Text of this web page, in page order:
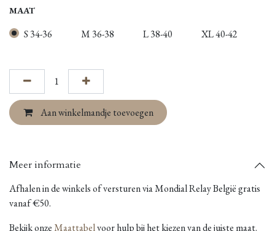
MAAT
S 34-36 M 36-38 L 38-40 XL 40-42
Aan winkelmandje toevoegen
Meer informatie
Afhalen in de winkels of versturen via Mondial Relay België gratis
vanaf €50.
Bekijk onzeMaattabelvoor hulp bij het kiezen van de juiste maat.